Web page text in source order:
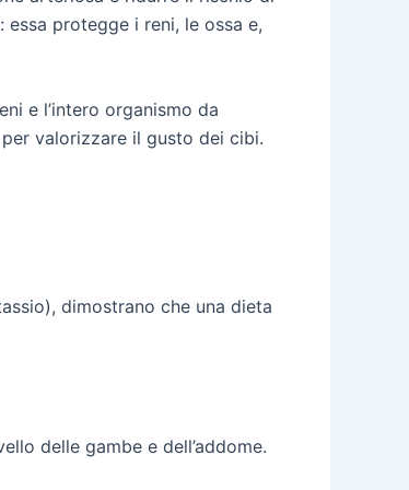
protegge i reni, le ossa e,
e l’intero organismo da
valorizzare il gusto dei cibi.
dimostrano che una dieta
delle gambe e dell’addome.